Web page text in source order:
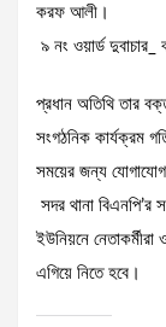
করফ আলী।
৯ নং ওয়ার্ড
প্রধান অতিথি তার
সংগঠনিক কার্যক্রম
সময়ের জন্য যোগাযোগ
সদর থানা
ইউনিয়নে নেতাকর্মীরা
এগিয়ে নিতে হবে।